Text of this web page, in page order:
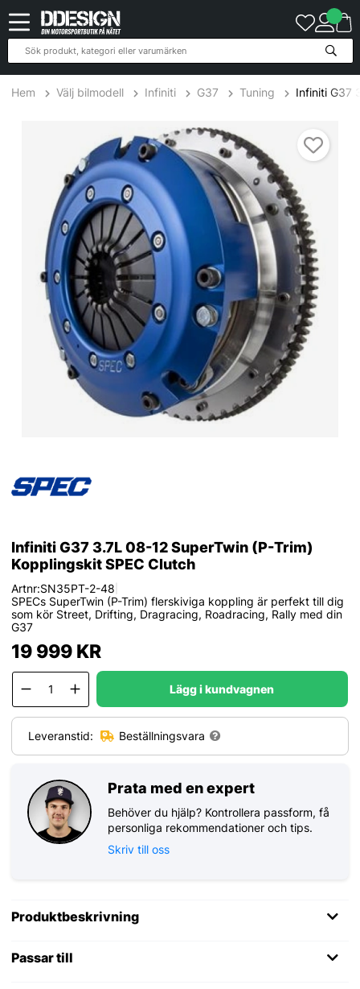
Hem Välj bilmodell Infiniti G37 Tuning Infiniti G37
Infiniti G37 3.7L 08-12 SuperTwin (P-Trim) Kopplingskit SPEC
Infiniti G37 3.7L 08-12 SuperTwin (P-Trim)
Kopplingskit SPEC Clutch
Artnr:SN35PT-2-48
SPECs SuperTwin (P-Trim) flerskiviga koppling är perfekt till dig
som kör Street, Drifting, Dragracing, Roadracing, Rally med din
G37
19 999KR
Lägg i kundvagnen
Leveranstid: Beställningsvara
Prata med en expert
Behöver du hjälp? Kontrollera passform, få
personliga rekommendationer och tips.
Skriv till oss
Produktbeskrivning
Passar till